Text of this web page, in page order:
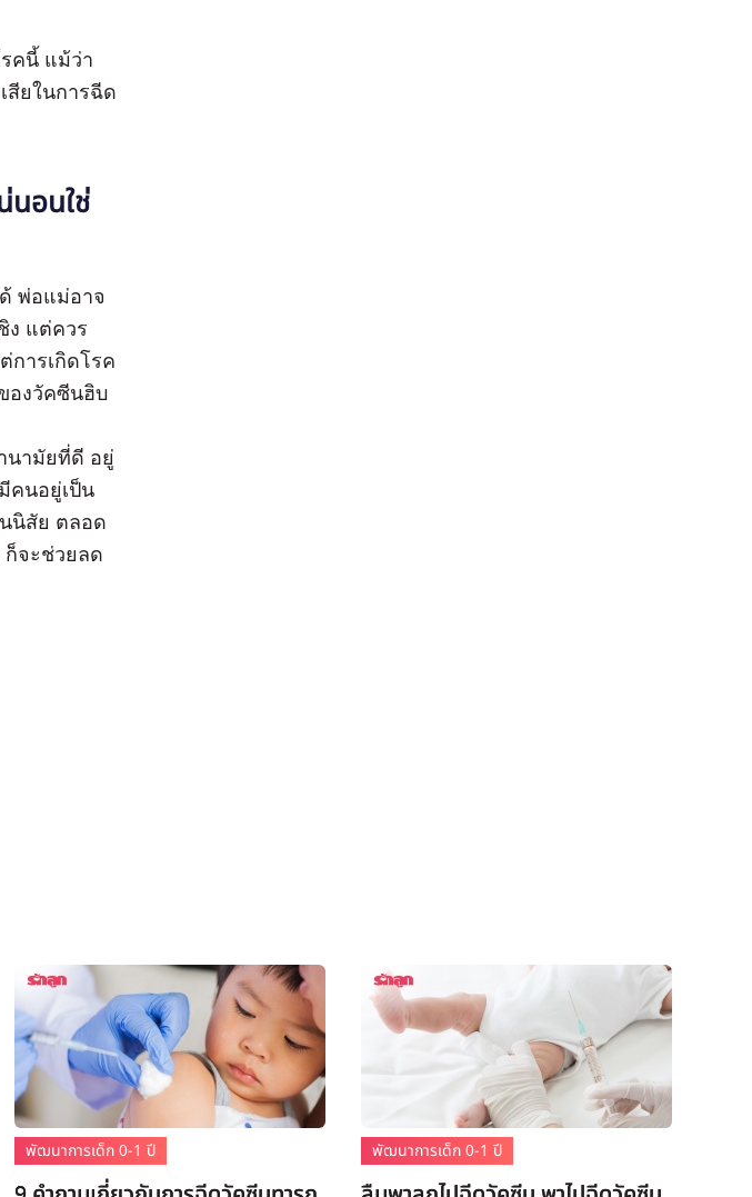
คนี้ แม้ว่า
สียในการฉีด
นอนใช่
พ่อแม่อาจ
ง แต่ควร
การเกิดโรค
องวัคซีนฮิบ
นามัยที่ดี อยู่
คนอยู่เป็น
นิสัย ตลอด
ก็จะช่วยลด
พัฒนาการเด็ก 0-1 ปี พัฒนาการเด็ก 0-1 ปี